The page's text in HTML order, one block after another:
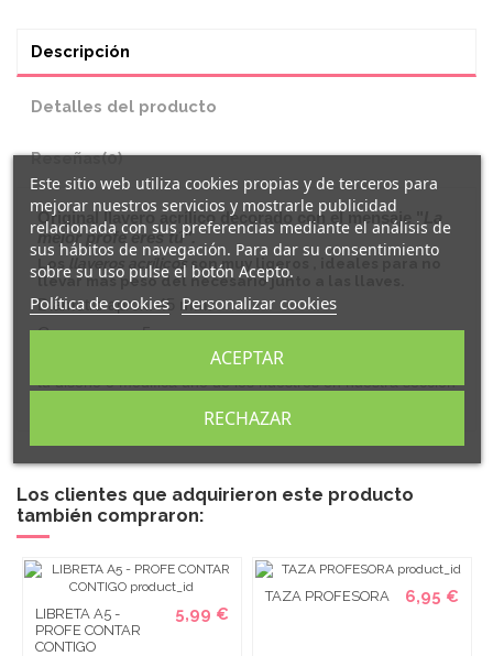
Descripción
Detalles del producto
Reseñas(0)
Originalllaveroacrílico decorado con el mensaje "
La
mejor profe eres tú".
Los llaveros acrílicos son muy ligeros , ideales para no
llevar mas peso del necesario junto a las llaves.
Diámetro aprox: 45 mm.
Grosor aprox: 5 mm.
llaveros son personalizables
tu diseño o modifica uno de los nuestros en nuestra sección
Los clientes que adquirieron este producto
también compraron:
LIBRETA A5 -
PROFE CONTAR
CONTIGO
5,99 €
TAZA PROFESORA 6,95 €
Este sitio web utiliza cookies propias y de terceros para
mejorar nuestros servicios y mostrarle publicidad
relacionada con sus preferencias mediante el análisis de
sus hábitos de navegación. Para dar su consentimiento
sobre su uso pulse el botón Acepto.
Política de cookies Personalizar cookies
RECHAZAR
ACEPTAR